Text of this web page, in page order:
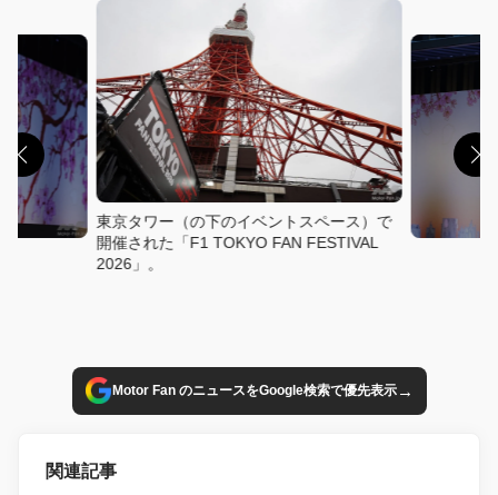
東京タワー（の下のイベントスペース）で
開催された「F1 TOKYO FAN FESTIVAL
2026」。
Motor Fan のニュースをGoogle検索で優先表示→
関連記事